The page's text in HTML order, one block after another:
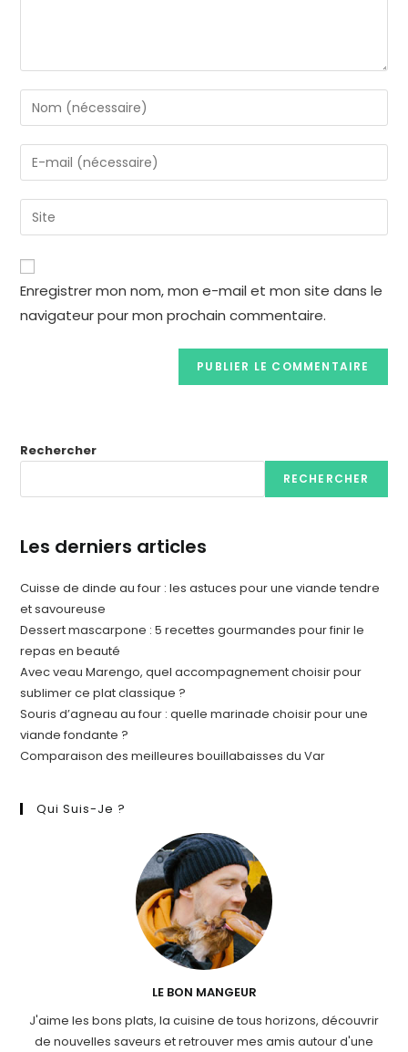
Enregistrer mon nom, mon e-mail et mon site dans le
navigateur pour mon prochain commentaire.
Rechercher
RECHERCHER
Les derniers articles
Cuisse de dinde au four : les astuces pour une viande tendre
et savoureuse
Dessert mascarpone : 5 recettes gourmandes pour finir le
repas en beauté
Avec veau Marengo, quel accompagnement choisir pour
sublimer ce plat classique ?
Souris d’agneau au four : quelle marinade choisir pour une
viande fondante ?
Comparaison des meilleures bouillabaisses du Var
Qui Suis-Je ?
LE BON MANGEUR
J'aime les bons plats, la cuisine de tous horizons, découvrir
de nouvelles saveurs et retrouver mes amis autour d'une